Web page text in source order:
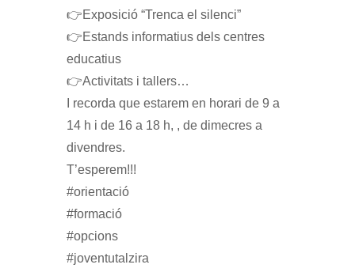
👉Exposició “Trenca el silenci”
👉Estands informatius dels centres
educatius
👉Activitats i tallers…
I recorda que estarem en horari de 9 a
14 h i de 16 a 18 h, , de dimecres a
divendres.
T’esperem!!!
#orientació
#formació
#opcions
#joventutalzira